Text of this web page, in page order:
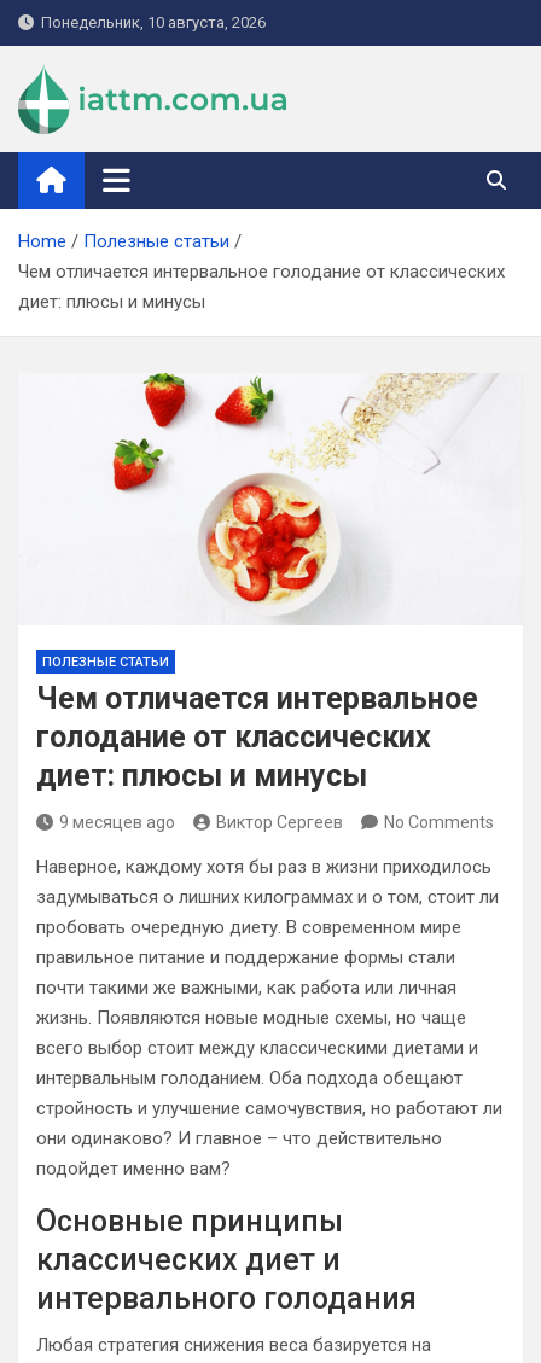
Skip
to
content
Понедельник, 10 августа, 2026
iattm.com.ua
Home
Полезные статьи
Чем отличается интервальное голодание от классических
диет: плюсы и минусы
ПОЛЕЗНЫЕ СТАТЬИ
Чем отличается интервальное
голодание от классических
диет: плюсы и минусы
9 месяцев ago Виктор Сергеев No Comments
Наверное, каждому хотя бы раз в жизни приходилось
задумываться о лишних килограммах и о том, стоит ли
пробовать очередную диету. В современном мире
правильное питание и поддержание формы стали
почти такими же важными, как работа или личная
жизнь. Появляются новые модные схемы, но чаще
всего выбор стоит между классическими диетами и
интервальным голоданием. Оба подхода обещают
стройность и улучшение самочувствия, но работают ли
они одинаково? И главное – что действительно
подойдет именно вам?
Основные принципы
классических диет и
интервального голодания
Любая стратегия снижения веса базируется на